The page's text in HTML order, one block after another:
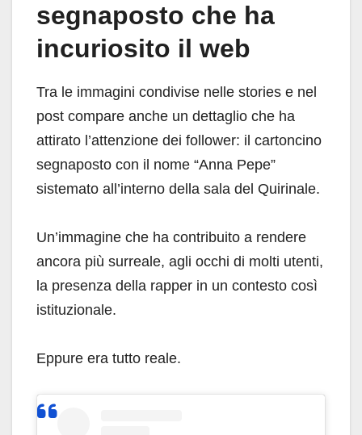
segnaposto che ha
incuriosito il web
Tra le immagini condivise nelle stories e nel
post compare anche un dettaglio che ha
attirato l’attenzione dei follower: il cartoncino
segnaposto con il nome “Anna Pepe”
sistemato all’interno della sala del Quirinale.
Un’immagine che ha contribuito a rendere
ancora più surreale, agli occhi di molti utenti,
la presenza della rapper in un contesto così
istituzionale.
Eppure era tutto reale.